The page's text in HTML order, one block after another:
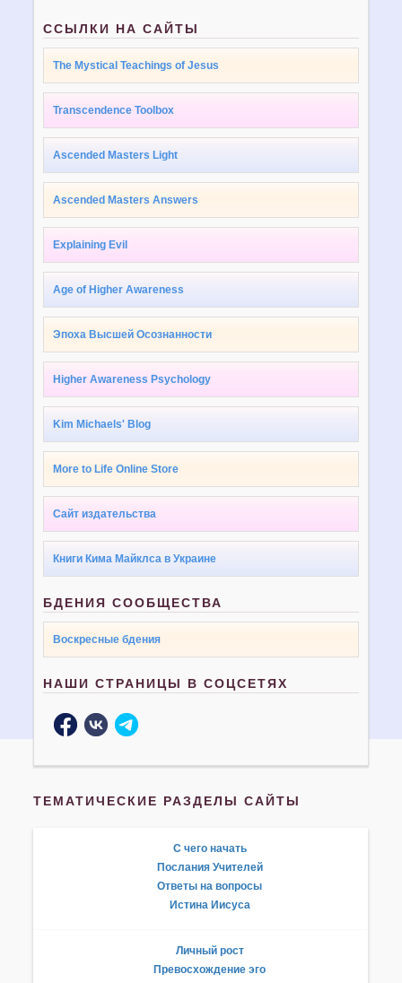
ССЫЛКИ НА САЙТЫ
The Mystical Teachings of Jesus
Transcendence Toolbox
Ascended Masters Light
Ascended Masters Answers
Explaining Evil
Age of Higher Awareness
Эпоха Высшей Осознанности
Higher Awareness Psychology
Kim Michaels' Blog
More to Life Online Store
Сайт издательства
Книги Кима Майклса в Украине
БДЕНИЯ СООБЩЕСТВА
Воскресные бдения
НАШИ СТРАНИЦЫ В СОЦСЕТЯХ
ТЕМАТИЧЕСКИЕ РАЗДЕЛЫ САЙТЫ
С чего начать
Послания Учителей
Ответы на вопросы
Истина Иисуса
Личный рост
Превосхождение эго